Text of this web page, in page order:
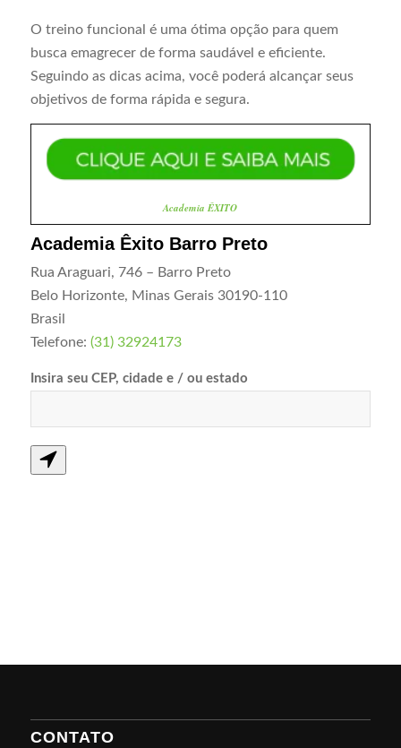
O treino funcional é uma ótima opção para quem
busca emagrecer de forma saudável e eficiente.
Seguindo as dicas acima, você poderá alcançar seus
objetivos de forma rápida e segura.
Academia ÊXITO
Academia Êxito Barro Preto
Rua Araguari, 746 – Barro Preto
Belo Horizonte, Minas Gerais 30190-110
Brasil
Telefone: (31) 32924173
Insira seu CEP, cidade e / ou estado
CONTATO